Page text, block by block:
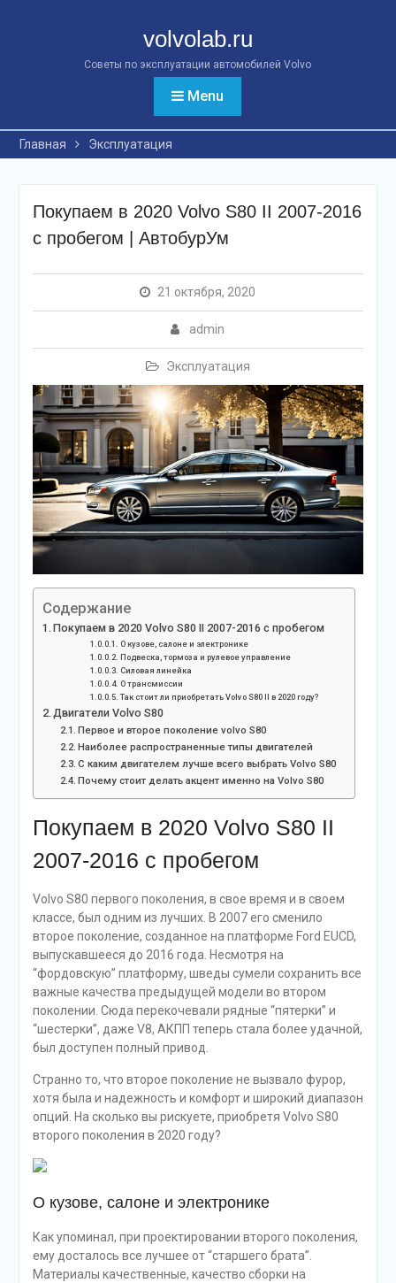
volvolab.ru
Советы по эксплуатации автомобилей Volvo
Menu
Главная Эксплуатация
Покупаем в 2020 Volvo S80 II 2007-2016
с пробегом | АвтобурУм
21 октября, 2020
admin
Эксплуатация
Содержание
Покупаем в 2020 Volvo S80 II 2007-2016 с пробегом
О кузове, салоне и электронике
Подвеска, тормоза и рулевое управление
Силовая линейка
О трансмиссии
Так стоит ли приобретать Volvo S80 II в 2020 году?
Двигатели Volvo S80
Первое и второе поколение volvo S80
Наиболее распространенные типы двигателей
С каким двигателем лучше всего выбрать Volvo S80
Почему стоит делать акцент именно на Volvo S80
Покупаем в 2020 Volvo S80 II
2007-2016 с пробегом
Volvo S80 первого поколения, в свое время и в своем
классе, был одним из лучших. В 2007 его сменило
второе поколение, созданное на платформе Ford EUCD,
выпускавшееся до 2016 года. Несмотря на
“фордовскую” платформу, шведы сумели сохранить все
важные качества предыдущей модели во втором
поколении. Сюда перекочевали рядные “пятерки” и
“шестерки”, даже V8, АКПП теперь стала более удачной,
был доступен полный привод.
Странно то, что второе поколение не вызвало фурор,
хотя была и надежность и комфорт и широкий диапазон
опций. На сколько вы рискуете, приобретя Volvo S80
второго поколения в 2020 году?
О кузове, салоне и электронике
Как упоминал, при проектировании второго поколения,
ему досталось все лучшее от “старшего брата”.
Материалы качественные, качество сборки на